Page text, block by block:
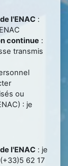
l'ENAC :
continue :
transmis
ou
: je
l'ENAC : je
62 17